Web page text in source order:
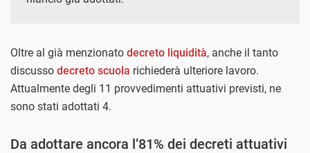
Oltre al già menzionato decreto liquidità, anche il tanto
discusso decreto scuola richiederà ulteriore lavoro.
Attualmente degli 11 provvedimenti attuativi previsti, ne
sono stati adottati 4.
Da adottare ancora l’81% dei decreti attuativi